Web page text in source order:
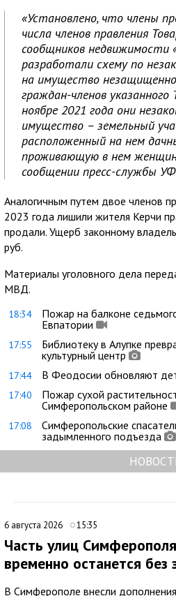
«Установлено, что члены
числа членов правления
сообщников недвижимости
разработали схему по
на имущество
граждан-членов
ноябре 2021 года они
имущество – земельный
расположенный на нем
проживающую в нем
сообщении пресс-службы
Аналогичным путем двое членов
2023 года лишили жителя Керчи
продали. Ущерб законному
руб.
Материалы уголовного дела
МВД.
18:34
Пожар на балконе
Евпатории
17:55
Библиотеку в Алупке
культурный центр
17:44 В Феодосии обновляют
17:40
Пожар сухой
Симферопольском районе
17:08
Симферопольские
задымленного подъезда
6 августа 2026 15:35
Часть улиц
временно останется без
В Симферополе внесли